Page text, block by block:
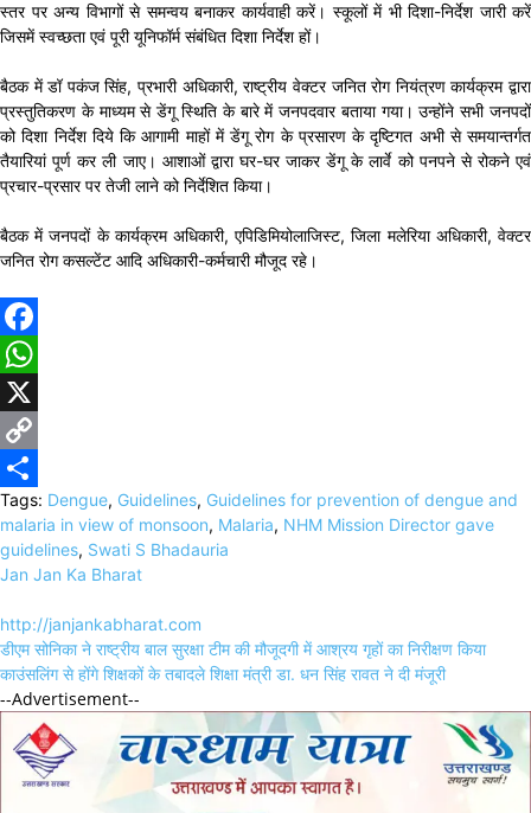
स्तर पर अन्य विभागों से समन्वय बनाकर कार्यवाही करें। स्कूलों में भी दिशा-निर्देश जारी करें
जिसमें स्वच्छता एवं पूरी यूनिफॉर्म संबंधित दिशा निर्देश हों।
बैठक में डॉ पकंज सिंह, प्रभारी अधिकारी, राष्ट्रीय वेक्टर जनित रोग नियंत्रण कार्यक्रम द्वारा
प्रस्तुतिकरण के माध्यम से डेंगू स्थिति के बारे में जनपदवार बताया गया। उन्होंने सभी जनपदों
को दिशा निर्देश दिये कि आगामी माहों में डेंगू रोग के प्रसारण के दृष्टिगत अभी से समयान्तर्गत
तैयारियां पूर्ण कर ली जाए। आशाओं द्वारा घर-घर जाकर डेंगू के लार्वे को पनपने से रोकने एवं
प्रचार-प्रसार पर तेजी लाने को निर्देशित किया।
बैठक में जनपदों के कार्यक्रम अधिकारी, एपिडिमियोलाजिस्ट, जिला मलेरिया अधिकारी, वेक्टर
जनित रोग कसल्टेंट आदि अधिकारी-कर्मचारी मौजूद रहे।
Facebook
WhatsApp
X
Copy
Link
Share
Tags: Dengue, Guidelines, Guidelines for prevention of dengue and
malaria in view of monsoon, Malaria, NHM Mission Director gave
guidelines, Swati S Bhadauria
Jan Jan Ka Bharat
http://janjankabharat.com
Post
navigation
डीएम सोनिका ने राष्ट्रीय बाल सुरक्षा टीम की मौजूदगी में आश्रय गृहों का निरीक्षण किया
काउंसलिंग से होंगे शिक्षकों के तबादले शिक्षा मंत्री डा. धन सिंह रावत ने दी मंजूरी
--Advertisement--